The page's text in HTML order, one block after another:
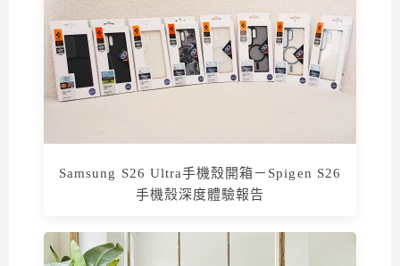
Samsung S26 Ultra手機殼開箱－Spigen S26
手機殼深度體驗報告